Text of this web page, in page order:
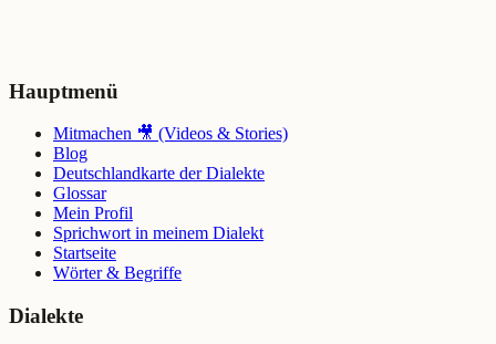
Hauptmenü
Mitmachen 🎥 (Videos & Stories)
Blog
Deutschlandkarte der Dialekte
Glossar
Mein Profil
Sprichwort in meinem Dialekt
Startseite
Wörter & Begriffe
Dialekte